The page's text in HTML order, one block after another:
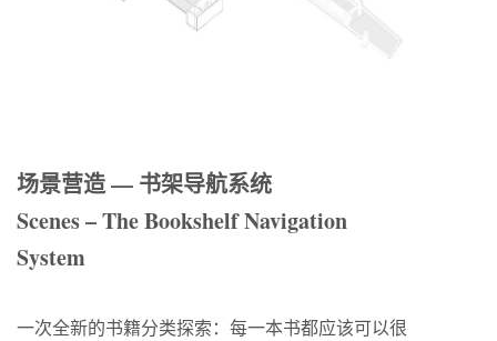
场景营造 — 书架导航系统
Scenes – The Bookshelf Navigation
System
一次全新的书籍分类探索：每一本书都应该可以很